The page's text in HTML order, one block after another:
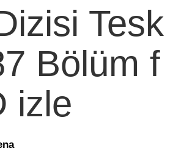
Tesk
Bölüm f
izle